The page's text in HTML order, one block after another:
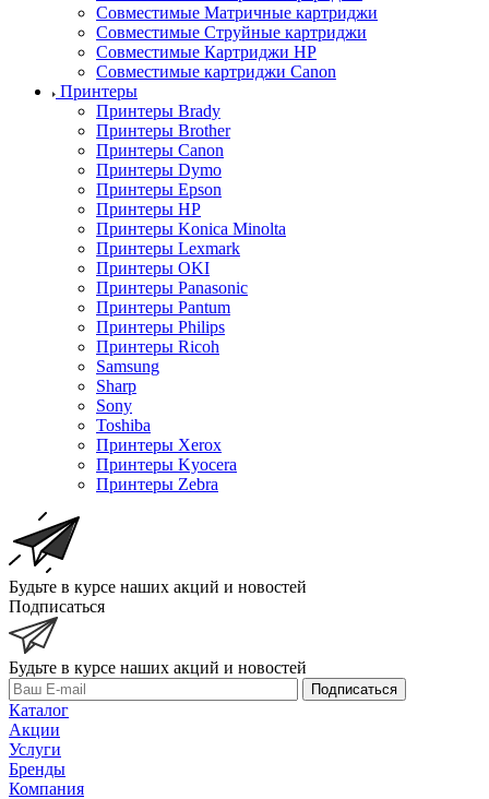
Совместимые Матричные картриджи
Совместимые Струйные картриджи
Совместимые Картриджи HP
Совместимые картриджи Canon
Принтеры
Принтеры Brady
Принтеры Brother
Принтеры Canon
Принтеры Dymo
Принтеры Epson
Принтеры HP
Принтеры Konica Minolta
Принтеры Lexmark
Принтеры OKI
Принтеры Panasonic
Принтеры Pantum
Принтеры Philips
Принтеры Ricoh
Samsung
Sharp
Sony
Toshiba
Принтеры Xerox
Принтеры Kyocera
Принтеры Zebra
Будьте в курсе наших акций и новостей
Подписаться
Будьте в курсе наших акций и новостей
Подписаться
Каталог
Акции
Услуги
Бренды
Компания